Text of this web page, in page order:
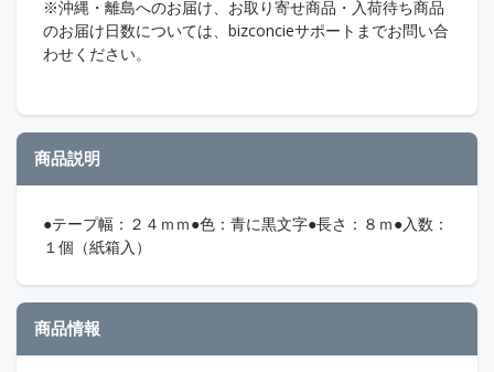
※沖縄・離島へのお届け、お取り寄せ商品・入荷待ち商品
のお届け日数については、bizconcieサポートまでお問い合
わせください。
商品説明
●テープ幅：２４ｍｍ●色：青に黒文字●長さ：８ｍ●入数：
１個（紙箱入）
商品情報